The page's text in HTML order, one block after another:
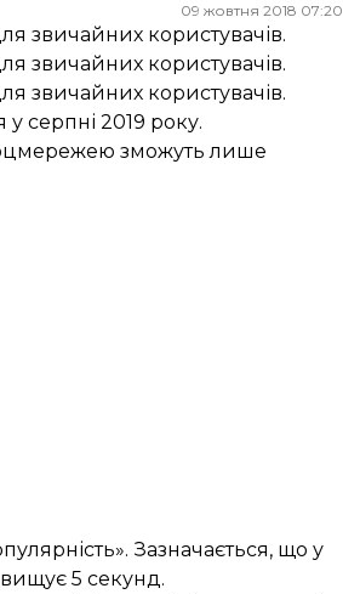
09 жовтня 2018 07:20
звичайних користувачів.
звичайних користувачів.
звичайних користувачів.
серпні 2019 року.
зможуть лише
Зазначається, що у
5 секунд.